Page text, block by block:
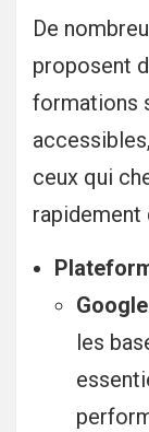
De
proposent
formations
ceux qui
rapidement
les